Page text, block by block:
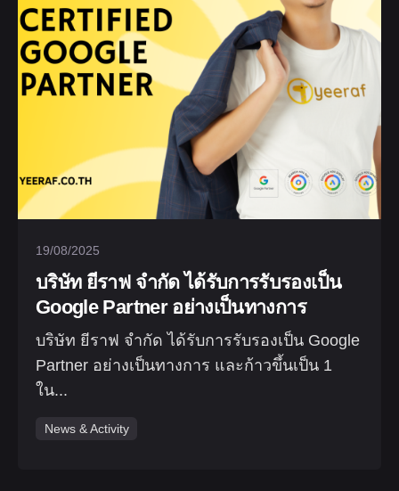
19/08/2025
บริษัท ยีราฟ จำกัด ได้รับการรับรองเป็น
Google Partner อย่างเป็นทางการ
บริษัท ยีราฟ จำกัด ได้รับการรับรองเป็น Google
Partner อย่างเป็นทางการ และก้าวขึ้นเป็น 1
ใน...
News & Activity